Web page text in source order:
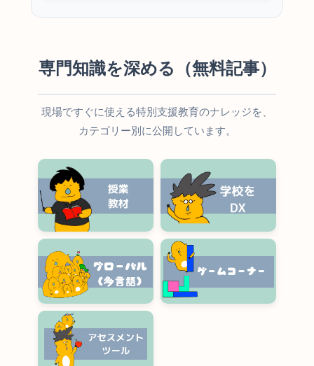
専門知識を深める（無料記事）
現場ですぐに使える特別支援教育のナレッジを、
カテゴリー別に公開しています。